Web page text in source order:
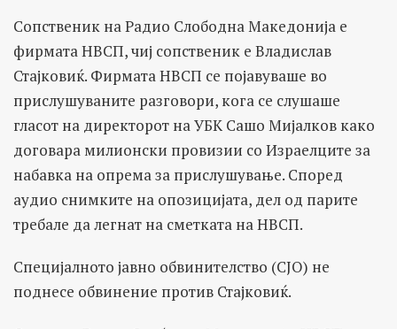
Сопственик на Радио Слободна Македонија е
фирмата НВСП, чиј сопственик е Владислав
Стајковиќ. Фирмата НВСП се појавуваше во
прислушуваните разговори, кога се слушаше
гласот на директорот на УБК Сашо Мијалков како
договара милионски провизии со Израелците за
набавка на опрема за прислушување. Според
аудио снимките на опозицијата, дел од парите
требале да легнат на сметката на НВСП.
Специјалното јавно обвинителство (СЈО) не
поднесе обвинение против Стајковиќ.